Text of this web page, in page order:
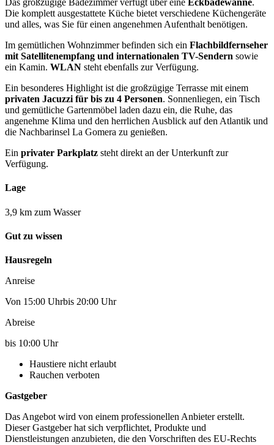
Das großzügige Badezimmer verfügt über eine Eckbadewanne.
Die komplett ausgestattete Küche bietet verschiedene Küchengeräte
und alles, was Sie für einen angenehmen Aufenthalt benötigen.
Im gemütlichen Wohnzimmer befinden sich ein Flachbildfernseher
mit Satellitenempfang und internationalen TV-Sendern sowie
ein Kamin. WLAN steht ebenfalls zur Verfügung.
Ein besonderes Highlight ist die großzügige Terrasse mit einem
privaten Jacuzzi für bis zu 4 Personen. Sonnenliegen, ein Tisch
und gemütliche Gartenmöbel laden dazu ein, die Ruhe, das
angenehme Klima und den herrlichen Ausblick auf den Atlantik und
die Nachbarinsel La Gomera zu genießen.
Ein privater Parkplatz steht direkt an der Unterkunft zur
Verfügung.
Lage
3,9 km zum Wasser
Gut zu wissen
Hausregeln
Anreise
Von 15:00 Uhrbis 20:00 Uhr
Abreise
bis 10:00 Uhr
Haustiere nicht erlaubt
Rauchen verboten
Gastgeber
Das Angebot wird von einem professionellen Anbieter erstellt.
Dieser Gastgeber hat sich verpflichtet, Produkte und
Dienstleistungen anzubieten, die den Vorschriften des EU-Rechts